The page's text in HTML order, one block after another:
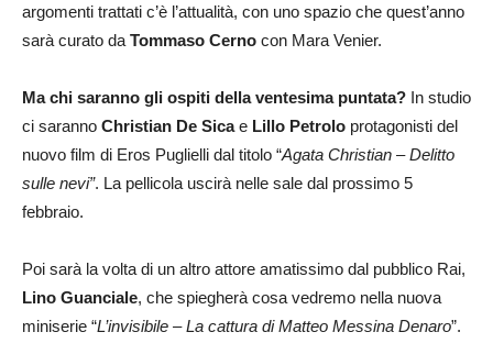
argomenti trattati c’è l’attualità, con uno spazio che quest’anno
sarà curato da Tommaso Cerno con Mara Venier.
Ma chi saranno gli ospiti della ventesima puntata? In studio
ci saranno Christian De Sicae Lillo Petrolo protagonisti del
nuovo film di Eros Puglielli dal titolo “Agata Christian – Delitto
sulle nevi”. La pellicola uscirà nelle sale dal prossimo 5
febbraio.
Poi sarà la volta di un altro attore amatissimo dal pubblico Rai,
Lino Guanciale, che spiegherà cosa vedremo nella nuova
miniserie “L’invisibile – La cattura di Matteo Messina Denaro”.